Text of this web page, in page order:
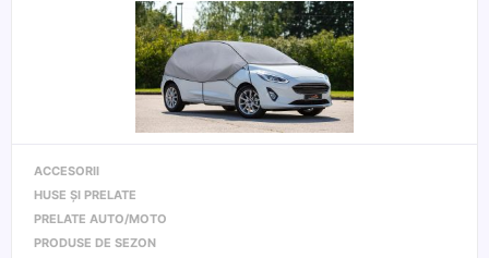
AAA
2
buc
ACCESORII
HUSE ȘI PRELATE
PRELATE AUTO/MOTO
PRODUSE DE SEZON